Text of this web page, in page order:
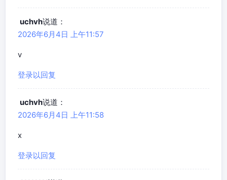
uchvh说道：
2026年6月4日 上午11:57
v
登录以回复
uchvh说道：
2026年6月4日 上午11:58
x
登录以回复